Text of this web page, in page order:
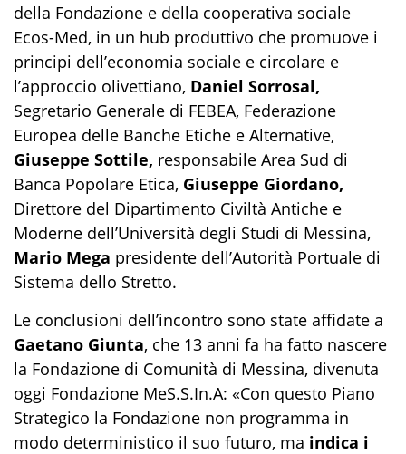
della Fondazione e della cooperativa sociale
Ecos-Med, in un hub produttivo che promuove i
principi dell’economia sociale e circolare e
l’approccio olivettiano, Daniel Sorrosal,
Segretario Generale di FEBEA, Federazione
Europea delle Banche Etiche e Alternative,
Giuseppe Sottile, responsabile Area Sud di
Banca Popolare Etica, Giuseppe Giordano,
Direttore del Dipartimento Civiltà Antiche e
Moderne dell’Università degli Studi di Messina,
Mario Mega presidente dell’Autorità Portuale di
Sistema dello Stretto.
Le conclusioni dell’incontro sono state affidate a
Gaetano Giunta, che 13 anni fa ha fatto nascere
la Fondazione di Comunità di Messina, divenuta
oggi Fondazione MeS.S.In.A: «Con questo Piano
Strategico la Fondazione non programma in
modo deterministico il suo futuro, ma indica i